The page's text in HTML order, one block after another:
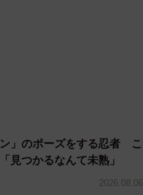
」のポーズをする忍者 こ
つかるなんて未熟」
2026.08.06